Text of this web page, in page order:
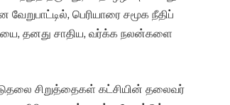
பெரியாரை சமூக நீதிப்
தனது சாதிய, வர்க்க நலன்களை
சிறுத்தைகள் கட்சியின் தலைவர்